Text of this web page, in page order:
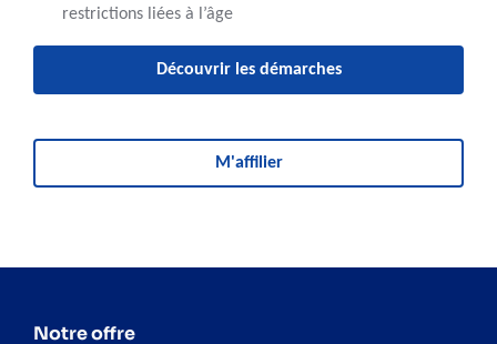
restrictions liées à l’âge
Découvrir les démarches
M'affilier
Notre offre